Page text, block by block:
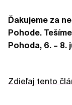
Ďakujeme za
Pohode.
Pohoda, 6. – 8.
Zdieľaj tento